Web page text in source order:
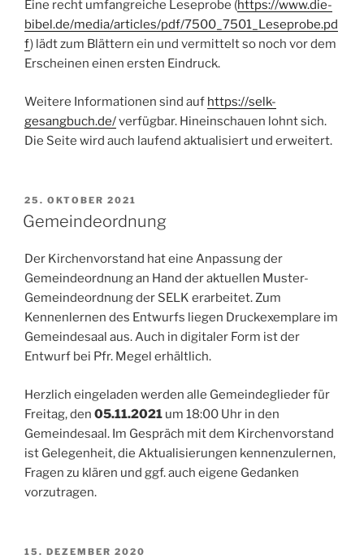
Eine recht umfangreiche Leseprobe (https://www.die-
bibel.de/media/articles/pdf/7500_7501_Leseprobe.pd
f) lädt zum Blättern ein und vermittelt so noch vor dem
Erscheinen einen ersten Eindruck.
Weitere Informationen sind auf https://selk-
gesangbuch.de/verfügbar. Hineinschauen lohnt sich.
Die Seite wird auch laufend aktualisiert und erweitert.
VERÖFFENTLICHT
AM
25. OKTOBER 2021
Gemeindeordnung
Der Kirchenvorstand hat eine Anpassung der
Gemeindeordnung an Hand der aktuellen Muster-
Gemeindeordnung der SELK erarbeitet. Zum
Kennenlernen des Entwurfs liegen Druckexemplare im
Gemeindesaal aus. Auch in digitaler Form ist der
Entwurf bei Pfr. Megel erhältlich.
Herzlich eingeladen werden alle Gemeindeglieder für
Freitag, den 05.11.2021 um 18:00 Uhr in den
Gemeindesaal. Im Gespräch mit dem Kirchenvorstand
ist Gelegenheit, die Aktualisierungen kennenzulernen,
Fragen zu klären und ggf. auch eigene Gedanken
vorzutragen.
VERÖFFENTLICHT
15. DEZEMBER 2020